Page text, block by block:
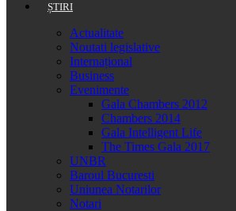
ȘTIRI
Actualitate
Noutati legislative
Internațional
Business
Evenimente
Gala Chambers 2012
Chambers 2014
Gala Intelligent Life
The Times Gala 2017
UNBR
Baroul Bucuresti
Uniunea Notarilor
Notari